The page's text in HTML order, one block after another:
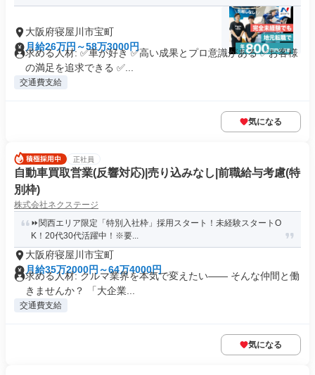
大阪府寝屋川市宝町
月給26万円～58万3000円
求める人材: ✅車が好き ✅高い成果とプロ意識がある ✅お客様
の満足を追求できる ✅...
交通費支給
気になる
正社員
自動車買取営業(反響対応)|売り込みなし|前職給与考慮(特
別枠)
株式会社ネクステージ
⏩️関西エリア限定「特別入社枠」採用スタート！未経験スタートO
K！20代30代活躍中！※要...
大阪府寝屋川市宝町
月給35万2000円～64万4000円
求める人材: クルマ業界を本気で変えたい―― そんな仲間と働
きませんか？ 「大企業...
交通費支給
気になる